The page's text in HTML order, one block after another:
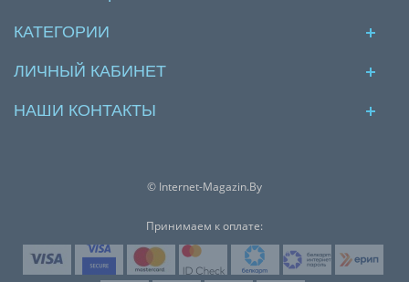
КАТЕГОРИИ
ЛИЧНЫЙ КАБИНЕТ
НАШИ КОНТАКТЫ
© Internet-Magazin.By
Принимаем к оплате: